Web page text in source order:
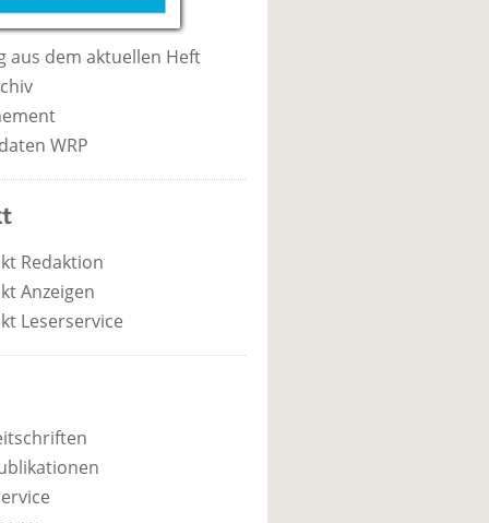
aus dem aktuellen Heft
WRP
Redaktion
Anzeigen
Leserservice